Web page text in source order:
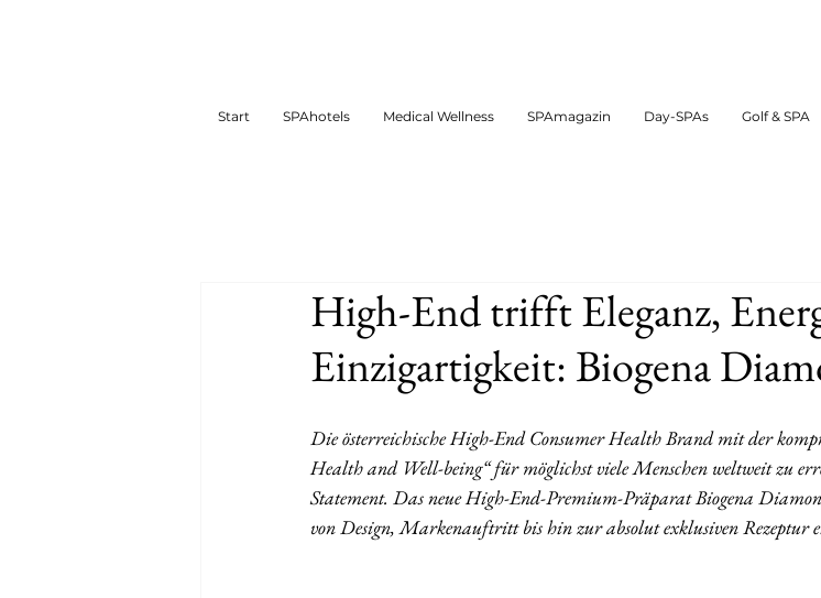
Start SPAhotels Medical Wellness SPAmagazin Day-SPAs Golf & SPA
High-End trifft Eleganz,
Einzigartigkeit: Biogena
Die österreichische High-End Consumer Health Brand mit der
Health and Well-being“ für möglichst viele Menschen weltweit zu
Statement. Das neue High-End-Premium-Präparat Biogena
von Design, Markenauftritt bis hin zur absolut exklusiven Rezeptur